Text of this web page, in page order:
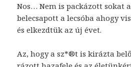
Nos… Nem is packázott sokat
belecsapott a lecsóba ahogy
és elkezdtük az új évet.
Az, hogy a sz*®t is kirázta